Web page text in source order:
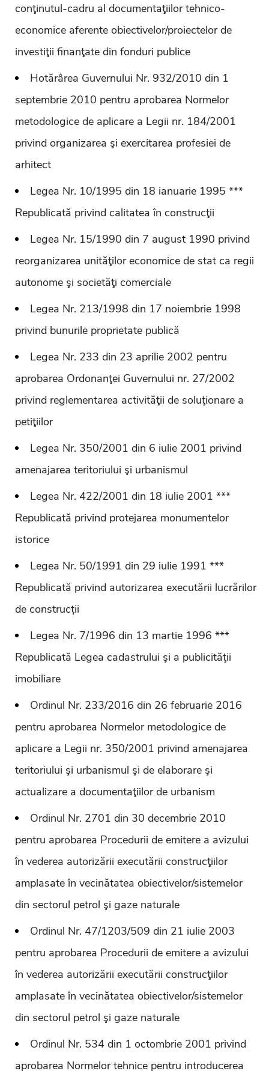
conţinutul-cadru al documentaţiilor tehnico-
economice aferente obiectivelor/proiectelor de
investiţii finanţate din fonduri publice
Hotărârea Guvernului Nr. 932/2010 din 1
septembrie 2010 pentru aprobarea Normelor
metodologice de aplicare a Legii nr. 184/2001
privind organizarea şi exercitarea profesiei de
arhitect
Legea Nr. 10/1995 din 18 ianuarie 1995 ***
Republicată privind calitatea în construcţii
Legea Nr. 15/1990 din 7 august 1990 privind
reorganizarea unităţilor economice de stat ca regii
autonome şi societăţi comerciale
Legea Nr. 213/1998 din 17 noiembrie 1998
privind bunurile proprietate publică
Legea Nr. 233 din 23 aprilie 2002 pentru
aprobarea Ordonanţei Guvernului nr. 27/2002
privind reglementarea activităţii de soluţionare a
petiţiilor
Legea Nr. 350/2001 din 6 iulie 2001 privind
amenajarea teritoriului şi urbanismul
Legea Nr. 422/2001 din 18 iulie 2001 ***
Republicată privind protejarea monumentelor
istorice
Legea Nr. 50/1991 din 29 iulie 1991 ***
Republicată privind autorizarea executării lucrărilor
de construcții
Legea Nr. 7/1996 din 13 martie 1996 ***
Republicată Legea cadastrului şi a publicităţii
imobiliare
Ordinul Nr. 233/2016 din 26 februarie 2016
pentru aprobarea Normelor metodologice de
aplicare a Legii nr. 350/2001 privind amenajarea
teritoriului şi urbanismul şi de elaborare şi
actualizare a documentaţiilor de urbanism
Ordinul Nr. 2701 din 30 decembrie 2010
pentru aprobarea Procedurii de emitere a avizului
în vederea autorizării executării construcţiilor
amplasate în vecinătatea obiectivelor/sistemelor
din sectorul petrol şi gaze naturale
Ordinul Nr. 47/1203/509 din 21 iulie 2003
pentru aprobarea Procedurii de emitere a avizului
în vederea autorizării executării construcţiilor
amplasate în vecinătatea obiectivelor/sistemelor
din sectorul petrol şi gaze naturale
Ordinul Nr. 534 din 1 octombrie 2001 privind
aprobarea Normelor tehnice pentru introducerea